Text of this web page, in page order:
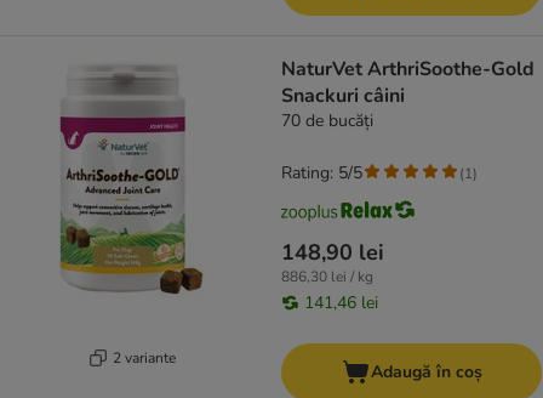
2 variante
NaturVet ArthriSoothe-Gold
Snackuri câini
70 de bucăți
148,90 lei
886,30 lei / kg
141,46 lei
Rating: 5/5 (1)
Adaugă în coș